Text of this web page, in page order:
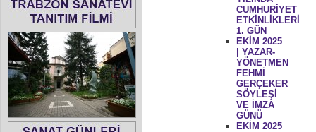
CUMHURİYET
ETKİNLİKLERİ
1. GÜN
EKİM 2025
| YAZAR-
YÖNETMEN
FEHMİ
GERÇEKER
SÖYLEŞİ
VE İMZA
GÜNÜ
EKİM 2025